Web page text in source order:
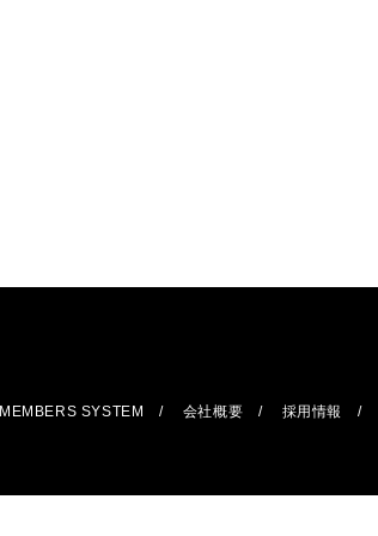
MEMBERS SYSTEM 会社概要 採用情報